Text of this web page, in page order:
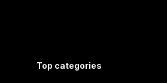
Top categories